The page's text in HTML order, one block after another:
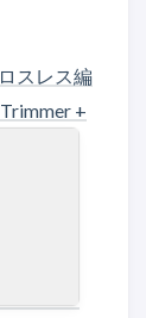
スレス編
+